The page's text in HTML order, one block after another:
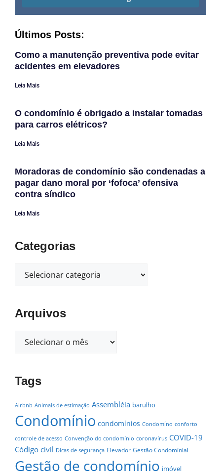
Últimos Posts:
Como a manutenção preventiva pode evitar
acidentes em elevadores
Leia Mais
O condomínio é obrigado a instalar tomadas
para carros elétricos?
Leia Mais
Moradoras de condomínio são condenadas a
pagar dano moral por ‘fofoca’ ofensiva
contra síndico
Leia Mais
Categorias
Arquivos
Tags
Airbnb Animais de estimação Assembléia barulho
Condomínio condomínios Condomíno conforto
controle de acesso Convenção do condomínio coronavírus COVID-19
Código civil Dicas de segurança Elevador Gestão Condomínial
Gestão de condomínio imóvel